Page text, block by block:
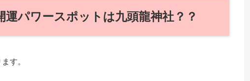
パワースポットは九頭龍神社？？
す。